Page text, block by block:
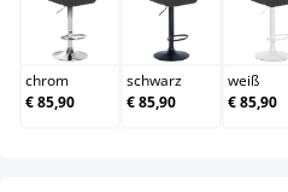
chrom
chrom
€ 85,90
schwarz
schwarz
€ 85,90
weiß
€ 85,90